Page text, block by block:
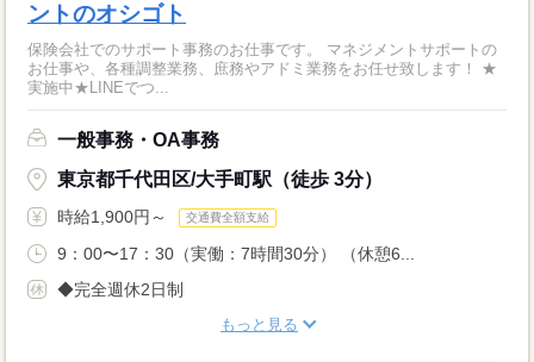
ントのオシゴト
保険会社でのサポート事務のお仕事です。 マネジメントサポートの
お仕事や、各種調整業務、庶務やアドミ業務をお任せ致します！ ★
実施中★LINEでつ...
一般事務・OA事務
東京都千代田区/大手町駅（徒歩 3分）
時給1,900円～ 交通費全額支給
9：00〜17：30（実働：7時間30分） （休憩6...
◆完全週休2日制
もっと見る